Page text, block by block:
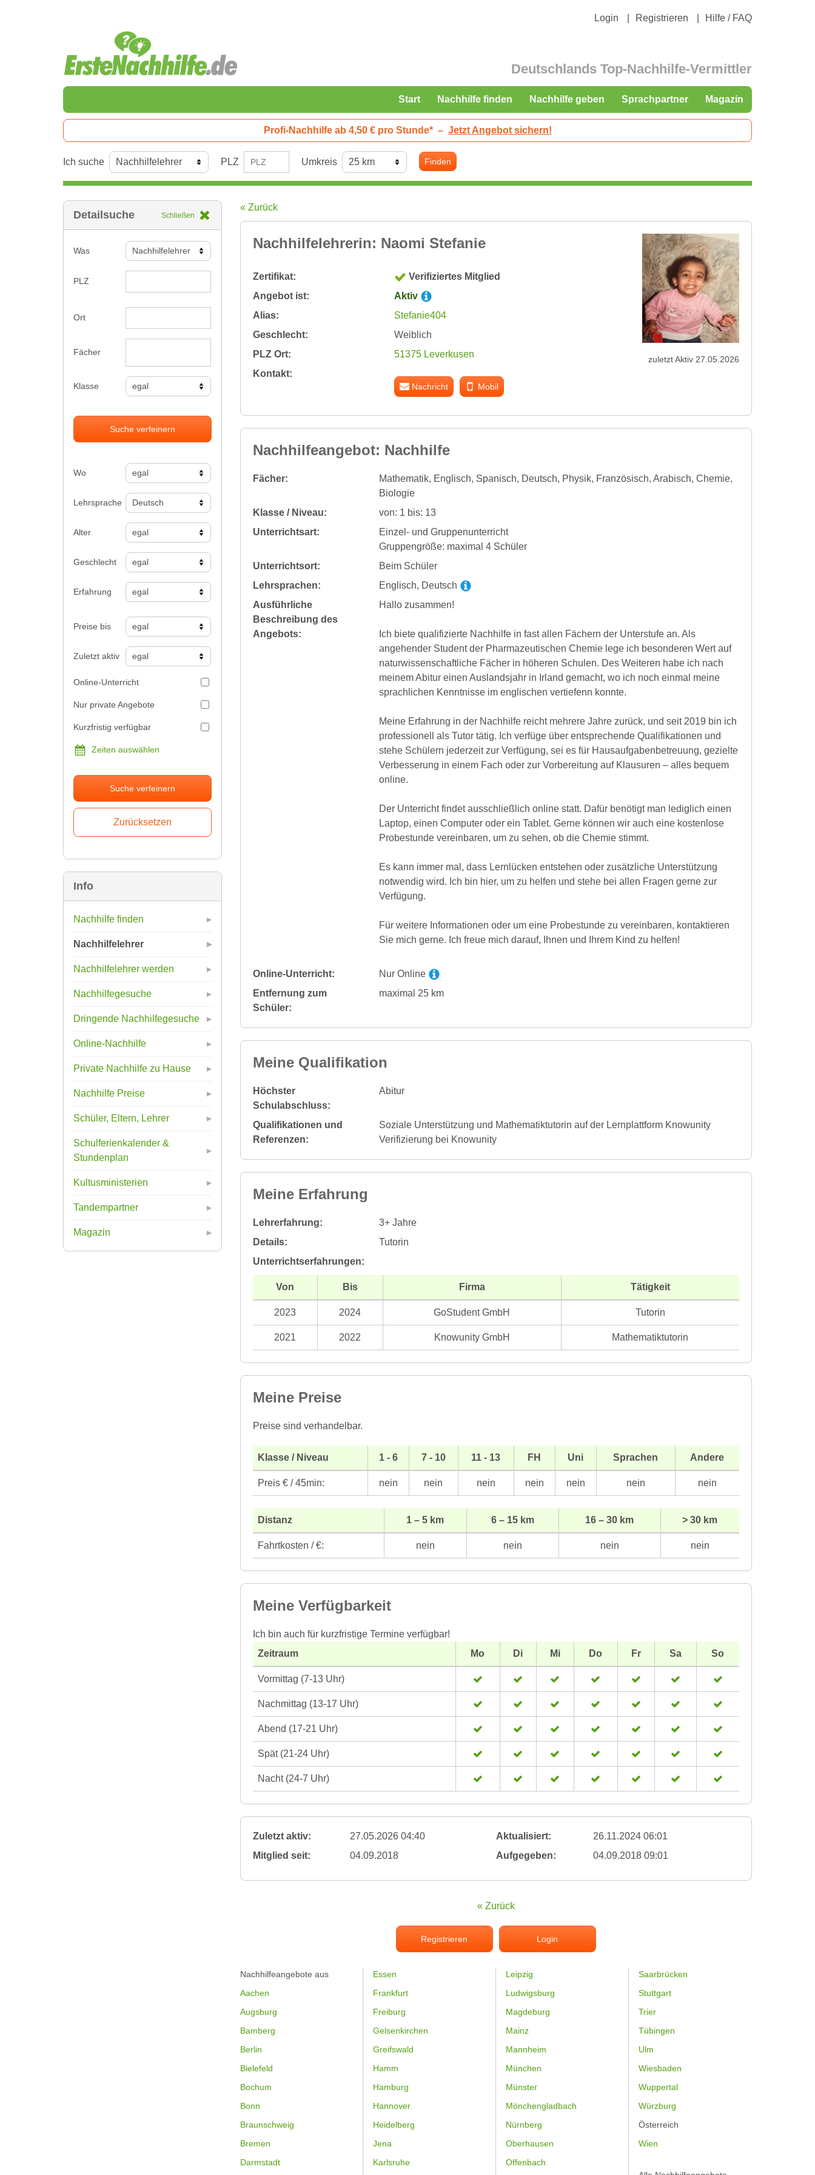
Login Registrieren Hilfe / FAQ
Deutschlands Top-Nachhilfe-Vermittler
Start Nachhilfe finden Nachhilfe geben Sprachpartner Magazin
Profi-Nachhilfe ab 4,50 € pro Stunde* – Jetzt Angebot sichern!
Ich suche PLZ Umkreis Finden
Detailsuche Schließen
Was
PLZ
Ort
Fächer
Klasse
Suche verfeinern
Wo
Lehrsprache
Alter
Geschlecht
Erfahrung
Preise bis
Zuletzt aktiv
Online-Unterricht
Nur private Angebote
Kurzfristig verfügbar
Zeiten auswählen
Suche verfeinern
Info
Nachhilfe finden
Nachhilfelehrer
Nachhilfelehrer werden
Nachhilfegesuche
Dringende Nachhilfegesuche
Online-Nachhilfe
Private Nachhilfe zu Hause
Nachhilfe Preise
Schüler, Eltern, Lehrer
Schulferienkalender &
Stundenplan
Kultusministerien
Tandempartner
Magazin
« Zurück
Nachhilfelehrerin: Naomi Stefanie
Zertifikat:
Verifiziertes Mitglied
Angebot ist:
Aktiv
Alias:
Stefanie404
Geschlecht:
Weiblich
PLZ Ort:
51375 Leverkusen
Kontakt:
Nachricht Mobil
zuletzt Aktiv 27.05.2026
Nachhilfeangebot: Nachhilfe
Fächer:
Mathematik, Englisch, Spanisch, Deutsch, Physik, Französisch, Arabisch, Chemie,
Biologie
Klasse / Niveau:
von: 1 bis: 13
Unterrichtsart:
Einzel- und Gruppenunterricht
Gruppengröße: maximal 4 Schüler
Unterrichtsort:
Beim Schüler
Lehrsprachen:
Englisch, Deutsch
Ausführliche
Beschreibung des
Angebots:
Hallo zusammen!
Ich biete qualifizierte Nachhilfe in fast allen Fächern der Unterstufe an. Als
angehender Student der Pharmazeutischen Chemie lege ich besonderen Wert auf
naturwissenschaftliche Fächer in höheren Schulen. Des Weiteren habe ich nach
meinem Abitur einen Auslandsjahr in Irland gemacht, wo ich noch einmal meine
sprachlichen Kenntnisse im englischen vertiefenn konnte.
Meine Erfahrung in der Nachhilfe reicht mehrere Jahre zurück, und seit 2019 bin ich
professionell als Tutor tätig. Ich verfüge über entsprechende Qualifikationen und
stehe Schülern jederzeit zur Verfügung, sei es für Hausaufgabenbetreuung, gezielte
Verbesserung in einem Fach oder zur Vorbereitung auf Klausuren – alles bequem
online.
Der Unterricht findet ausschließlich online statt. Dafür benötigt man lediglich einen
Laptop, einen Computer oder ein Tablet. Gerne können wir auch eine kostenlose
Probestunde vereinbaren, um zu sehen, ob die Chemie stimmt.
Es kann immer mal, dass Lernlücken entstehen oder zusätzliche Unterstützung
notwendig wird. Ich bin hier, um zu helfen und stehe bei allen Fragen gerne zur
Verfügung.
Für weitere Informationen oder um eine Probestunde zu vereinbaren, kontaktieren
Sie mich gerne. Ich freue mich darauf, Ihnen und Ihrem Kind zu helfen!
Online-Unterricht:
Nur Online
Entfernung zum
Schüler:
maximal 25 km
Meine Qualifikation
Höchster
Schulabschluss:
Abitur
Qualifikationen und
Referenzen:
Soziale Unterstützung und Mathematiktutorin auf der Lernplattform Knowunity
Verifizierung bei Knowunity
Meine Erfahrung
Lehrerfahrung:
3+ Jahre
Details:
Tutorin
Unterrichtserfahrungen:
Von Bis Firma Tätigkeit
2023 2024 GoStudent GmbH Tutorin
2021 2022 Knowunity GmbH Mathematiktutorin
Meine Preise
Preise sind verhandelbar.
Klasse / Niveau 1 - 6 7 - 10 11 - 13 FH Uni Sprachen Andere
Preis € / 45min: nein nein nein nein nein nein nein
Distanz 1 – 5 km 6 – 15 km 16 – 30 km > 30 km
Fahrtkosten / €: nein nein nein nein
Meine Verfügbarkeit
Ich bin auch für kurzfristige Termine verfügbar!
Zeitraum
Mo Di Mi Do Fr Sa So
Vormittag (7-13 Uhr)
Nachmittag (13-17 Uhr)
Abend (17-21 Uhr)
Spät (21-24 Uhr)
Nacht (24-7 Uhr)
Zuletzt aktiv: 27.05.2026 04:40 Aktualisiert:
26.11.2024 06:01
Mitglied seit:
04.09.2018 Aufgegeben: 04.09.2018 09:01
« Zurück
Registrieren Login
Nachhilfeangebote aus
Aachen
Augsburg
Bamberg
Berlin
Bielefeld
Bochum
Bonn
Braunschweig
Bremen
Darmstadt
Essen
Frankfurt
Freiburg
Gelsenkirchen
Greifswald
Hamm
Hamburg
Hannover
Heidelberg
Jena
Karlsruhe
Leipzig
Ludwigsburg
Magdeburg
Mainz
Mannheim
München
Münster
Mönchengladbach
Nürnberg
Oberhausen
Offenbach
Saarbrücken
Stuttgart
Trier
Tübingen
Ulm
Wiesbaden
Wuppertal
Würzburg
Österreich
Wien